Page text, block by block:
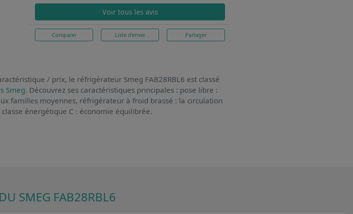
Voir tous les avis
Comparer Liste d'envie Partager
/ prix, le réfrigérateur Smeg FAB28RBL6 est classé
Smeg. Découvrez ses caractéristiques principales : pose libre :
familles moyennes, réfrigérateur à froid brassé : la circulation
énergétique C : économie équilibrée.
SMEG FAB28RBL6